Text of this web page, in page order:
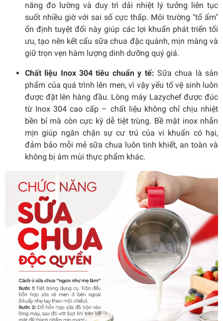
năng đo lường và duy trì dải nhiệt lý tưởng liên tục
suốt nhiều giờ với sai số cực thấp. Môi trường "tổ ấm"
ổn định tuyệt đối này giúp các lợi khuẩn phát triển tối
ưu, tạo nên kết cấu sữa chua đặc quánh, mịn màng và
giữ trọn vẹn hàm lượng dinh dưỡng quý giá.
Chất liệu Inox 304 tiêu chuẩn y tế: Sữa chua là sản
phẩm của quá trình lên men, vì vậy yếu tố vệ sinh luôn
được đặt lên hàng đầu. Lòng máy Lazychef được đúc
từ Inox 304 cao cấp – chất liệu không chỉ chịu nhiệt
bền bỉ mà còn cực kỳ dễ tiệt trùng. Bề mặt inox nhẵn
mịn giúp ngăn chặn sự cư trú của vi khuẩn có hại,
đảm bảo mỗi mẻ sữa chua luôn tinh khiết, an toàn và
không bị ám mùi thực phẩm khác.